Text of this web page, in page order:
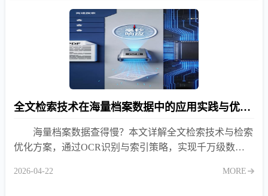
全文检索技术在海量档案数据中的应用实践与优化技巧
海量档案数据查得慢？本文详解全文检索技术与检索
优化方案，通过OCR识别与索引策略，实现千万级数据
2026-04-22 MORE